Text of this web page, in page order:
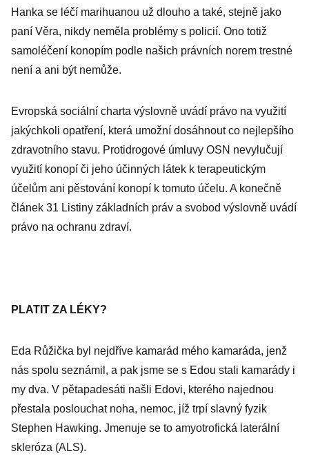
Hanka se léčí marihuanou už dlouho a také, stejně jako
paní Věra, nikdy neměla problémy s policií. Ono totiž
samoléčení konopím podle našich právních norem trestné
není a ani být nemůže.
Evropská sociální charta výslovně uvádí právo na využití
jakýchkoli opatření, která umožní dosáhnout co nejlepšího
zdravotního stavu. Protidrogové úmluvy OSN nevylučují
využití konopí či jeho účinných látek k terapeutickým
účelům ani pěstování konopí k tomuto účelu. A konečně
článek 31 Listiny základních práv a svobod výslovně uvádí
právo na ochranu zdraví.
PLATIT ZA LÉKY?
Eda Růžička byl nejdříve kamarád mého kamaráda, jenž
nás spolu seznámil, a pak jsme se s Edou stali kamarády i
my dva. V pětapadesáti našli Edovi, kterého najednou
přestala poslouchat noha, nemoc, jíž trpí slavný fyzik
Stephen Hawking. Jmenuje se to amyotrofická laterální
skleróza (ALS).